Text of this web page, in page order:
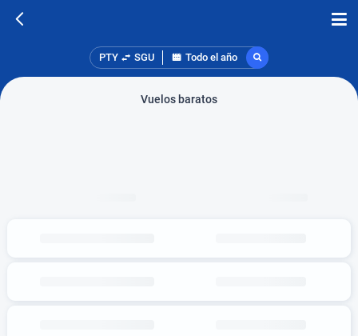
PTY SGU Todo el año
Vuelos baratos